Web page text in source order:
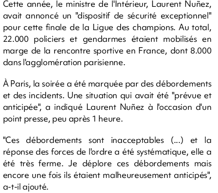
Cette année, le ministre de l'Intérieur, Laurent Nuñez,
avait annoncé un "dispositif de sécurité exceptionnel"
pour cette finale de la Ligue des champions. Au total,
22.000 policiers et gendarmes étaient mobilisés en
marge de la rencontre sportive en France, dont 8.000
dans l'agglomération parisienne.
À Paris, la soirée a été marquée par des débordements
et des incidents. Une situation qui avait été "prévue et
anticipée", a indiqué Laurent Nuñez à l'occasion d'un
point presse, peu après 1 heure.
"Ces débordements sont inacceptables (...) et la
réponse des forces de l'ordre a été systématique, elle a
été très ferme. Je déplore ces débordements mais
encore une fois ils étaient malheureusement anticipés",
a-t-il ajouté.